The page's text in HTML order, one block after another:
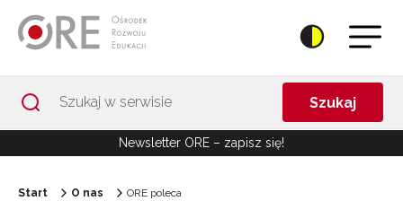
Szukaj
Newsletter ORE – zapisz się!
Start O nas ORE poleca